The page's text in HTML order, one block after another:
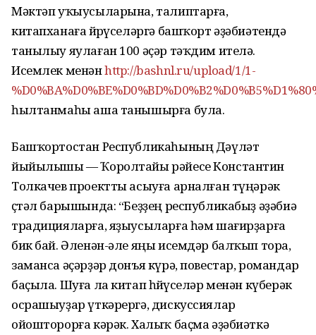
Мәктәп уҡыусыларына, талиптарға,
китапханаға йөрөүселәргә башҡорт әҙәбиәтендә
танылыу яулаған 100 әҫәр тәҡдим ителә.
Исемлек менәнhttp://bashnl.ru/upload/1/1-
һылтанмаһы аша танышырға була.
Башҡортостан Республикаһының Дәүләт
йыйылышы — Ҡоролтайы рәйесе Константин
Толкачев проектты асыуға арналған түңәрәк
өҫтәл барышында: “Беҙҙең республикабыҙ әҙәбиә
традицияларға, яҙыусыларға һәм шағирҙарға
бик бай. Әленән-әле яңы исемдәр балҡып тора,
заманса әҫәрҙәр донъя күрә, повестар, романдар
баҫыла. Шуға ла китап һөйөүселәр менән күберәк
осрашыуҙар үткәрергә, дискуссиялар
ойошторорға кәрәк. Халыҡ баҫма әҙәбиәткә